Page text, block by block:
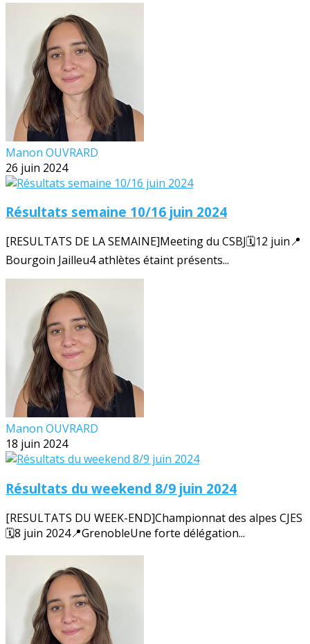
Manon OUVRARD
26 juin 2024
Résultats semaine 10/16 juin 2024
[RESULTATS DE LA SEMAINE]Meeting du CSBJ🗓️12 juin📍
Bourgoin Jailleu4 athlètes étaint présents...
Manon OUVRARD
18 juin 2024
Résultats du weekend 8/9 juin 2024
[RESULTATS DU WEEK-END]Championnat des alpes CJES
🗓️8 juin 2024📍GrenobleUne forte délégation...